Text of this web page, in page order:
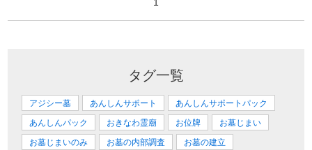
タグ一覧
アジシー墓 あんしんサポート
あんしんサポートパック
あんしんパック
おきなわ霊廟 お位牌
お墓じまい
お墓じまいのみ
お墓の内部調査
お墓の建立